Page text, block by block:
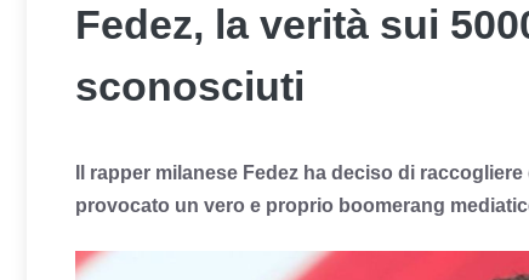
Fedez, la verità sui
sconosciuti
Il rapper milanese Fedez ha deciso di
provocato un vero e proprio boomerang